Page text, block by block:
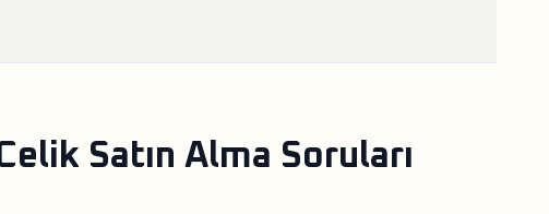
Satın Alma Soruları